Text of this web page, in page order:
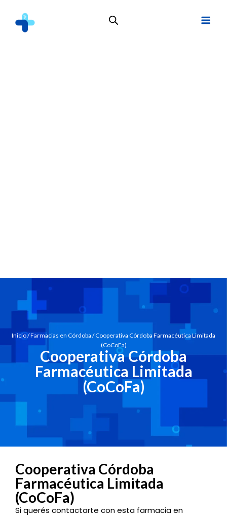
Inicio/Farmacias en Córdoba / Cooperativa Córdoba Farmacéutica Limitada
(CoCoFa)
Cooperativa Córdoba
Farmacéutica Limitada
(CoCoFa)
Cooperativa Córdoba
Farmacéutica Limitada
(CoCoFa)
Si querés contactarte con esta farmacia en